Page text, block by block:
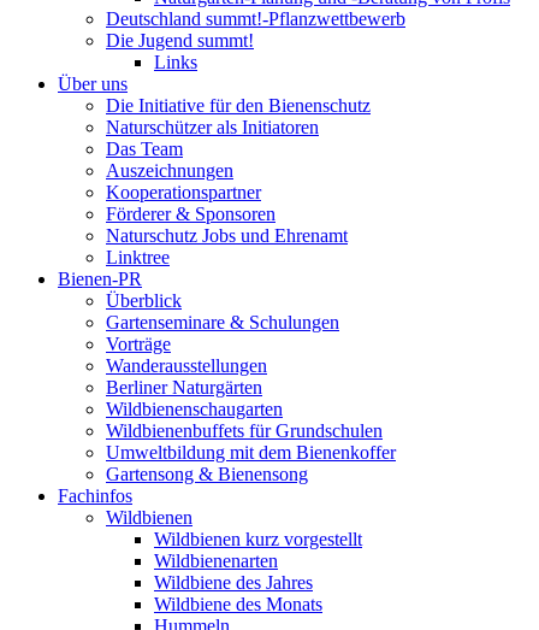
Deutschland summt!-Pflanzwettbewerb
Die Jugend summt!
Links
Über uns
Die Initiative für den Bienenschutz
Naturschützer als Initiatoren
Das Team
Auszeichnungen
Kooperationspartner
Förderer & Sponsoren
Naturschutz Jobs und Ehrenamt
Linktree
Bienen-PR
Überblick
Gartenseminare & Schulungen
Vorträge
Wanderausstellungen
Berliner Naturgärten
Wildbienenschaugarten
Wildbienenbuffets für Grundschulen
Umweltbildung mit dem Bienenkoffer
Gartensong & Bienensong
Fachinfos
Wildbienen
Wildbienen kurz vorgestellt
Wildbienenarten
Wildbiene des Jahres
Wildbiene des Monats
Hummeln